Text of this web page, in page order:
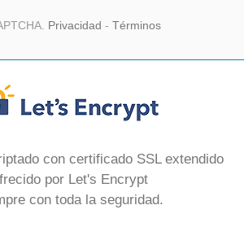
Privacidad - Términos
con certificado SSL extendido
por Let's Encrypt
con toda la seguridad.